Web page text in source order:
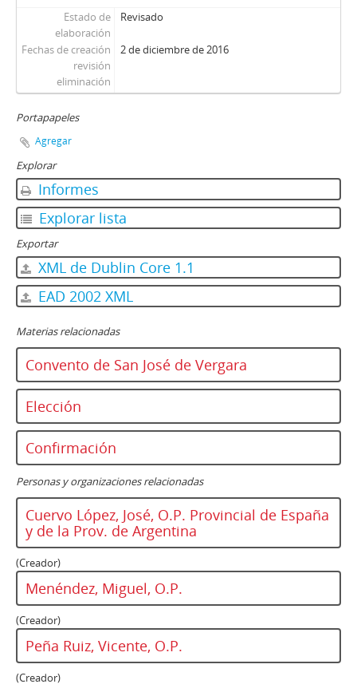
Estado de
elaboración
Revisado
Fechas de creación
revisión
eliminación
2 de diciembre de 2016
Portapapeles
Agregar
Explorar
Informes
Explorar lista
Exportar
XML de Dublin Core 1.1
EAD 2002 XML
Materias relacionadas
Convento de San José de Vergara
Elección
Confirmación
Personas y organizaciones relacionadas
Cuervo López, José, O.P. Provincial de España
y de la Prov. de Argentina
(Creador)
Menéndez, Miguel, O.P.
(Creador)
Peña Ruiz, Vicente, O.P.
(Creador)